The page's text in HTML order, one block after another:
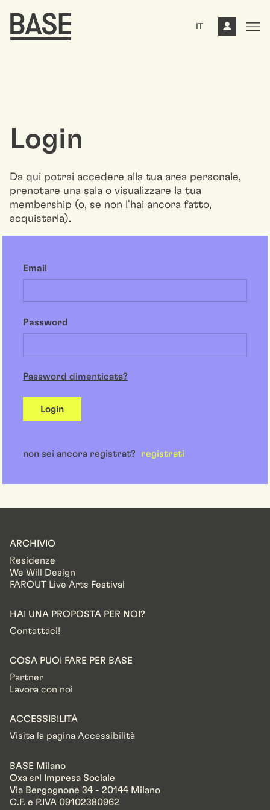
IT
Login
Da qui potrai accedere alla tua area personale,
prenotare una sala o visualizzare la tua
membership (o, se non l'hai ancora fatto,
acquistarla).
Email
Password
Password dimenticata?
Login
non sei ancora registrat? registrati
ARCHIVIO
Residenze
We Will Design
FAROUT Live Arts Festival
HAI UNA PROPOSTA PER NOI?
Contattaci!
COSA PUOI FARE PER BASE
Partner
Lavora con noi
ACCESSIBILITÀ
Visita la pagina Accessibilità
BASE Milano
Oxa srl Impresa Sociale
Via Bergognone 34 - 20144 Milano
C.F. e P.IVA 09102380962